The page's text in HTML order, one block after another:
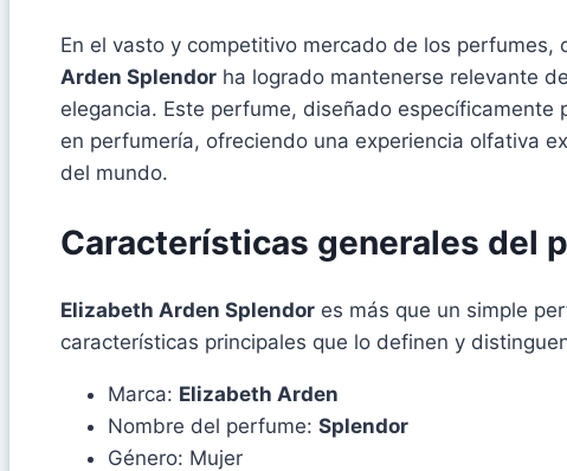
En el vasto y competitivo mercado de los
Arden Splendor ha logrado mantenerse relevante
elegancia. Este perfume, diseñado específicamente
en perfumería, ofreciendo una experiencia olfativa
del mundo.
Características generales del
Elizabeth Arden Splendor es más que un simple
características principales que lo definen y
Marca: Elizabeth Arden
Nombre del perfume: Splendor
Género: Mujer